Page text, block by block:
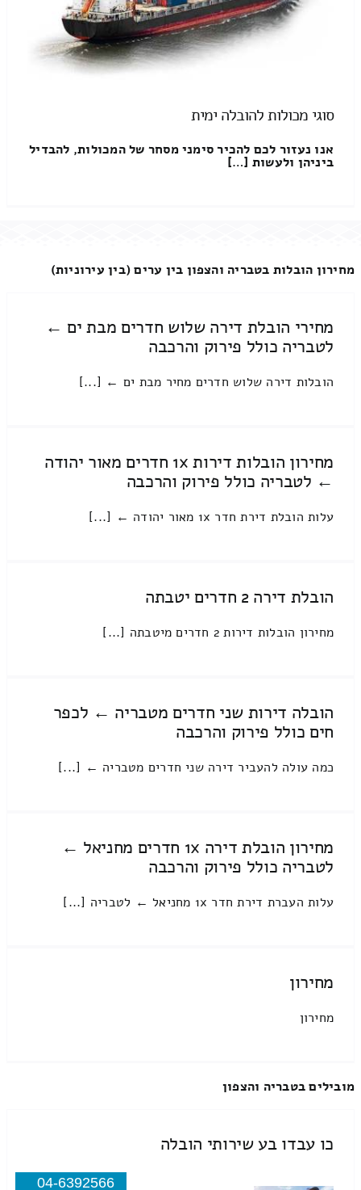
סוגי מכולות להובלה ימית
אנו נעזור לכם להכיר סימני מסחר של המכולות, להבדיל
ביניהן ולעשות […]
מחירון הובלות בטבריה והצפון בין ערים (בין עירוניות)
מחירי הובלת דירה שלוש חדרים מבת ים ←
לטבריה כולל פירוק והרכבה
הובלות דירה שלוש חדרים מחיר מבת ים ← [...]
מחירון הובלות דירות 1x חדרים מאור יהודה
← לטבריה כולל פירוק והרכבה
עלות הובלת דירת חדר 1x מאור יהודה ← [...]
הובלת דירה 2 חדרים יטבתה
מחירון הובלות דירות 2 חדרים מיטבתה [...]
הובלה דירות שני חדרים מטבריה ← לכפר
חים כולל פירוק והרכבה
כמה עולה להעביר דירה שני חדרים מטבריה ← [...]
מחירון הובלת דירה 1x חדרים מחניאל ←
לטבריה כולל פירוק והרכבה
עלות העברת דירת חדר 1x מחניאל ← לטבריה [...]
מחירון
מחירון
מובילים בטבריה והצפון
כו עבדו בע שירותי הובלה
04-6392566